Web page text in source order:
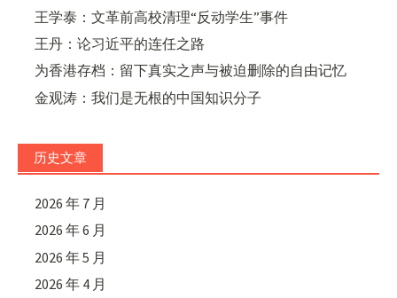
王学泰：文革前高校清理“反动学生”事件
王丹：论习近平的连任之路
为香港存档：留下真实之声与被迫删除的自由记忆
金观涛：我们是无根的中国知识分子
历史文章
2026 年 7 月
2026 年 6 月
2026 年 5 月
2026 年 4 月